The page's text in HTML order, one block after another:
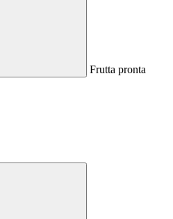
Frutta pronta